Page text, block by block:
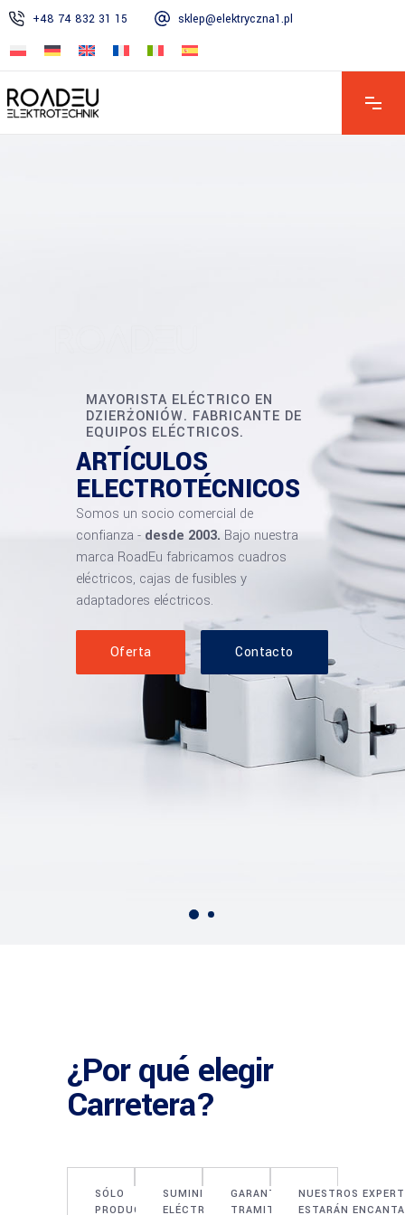
+48 74 832 31 15 sklep@elektryczna1.pl
MAYORISTA ELÉCTRICO EN
DZIERŻONIÓW. FABRICANTE DE
EQUIPOS ELÉCTRICOS.
ARTÍCULOS
ELECTROTÉCNICOS
Somos un socio comercial de
confianza - desde 2003. Bajo nuestra
marca RoadEu fabricamos cuadros
eléctricos, cajas de fusibles y
adaptadores eléctricos.
Oferta Contacto
¿Por qué elegir
Carretera?
SÓLO
PRODUCTOS
SUMINISTRO
ELÉCTRICO
GARANTIZAMOS UNA
TRAMITACIÓN EFICAZ
NUESTROS
ESTARÁN